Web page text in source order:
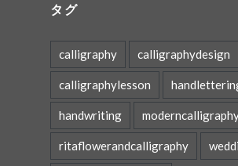
タグ
calligraphy calligraphydesign
calligraphylesson
handwriting
ritaflowerandcalligraphy